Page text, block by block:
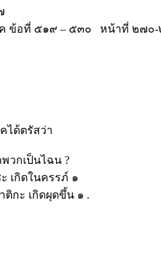
ค ข้อที่ ๕๑๙ – ๕๓๐ หน้าที่ ๒๗๐
ได้ตรัสว่า
วกเป็นไฉน ?
เกิดในครรภ์ ๑
ติกะ เกิดผุดขึ้น ๑ .